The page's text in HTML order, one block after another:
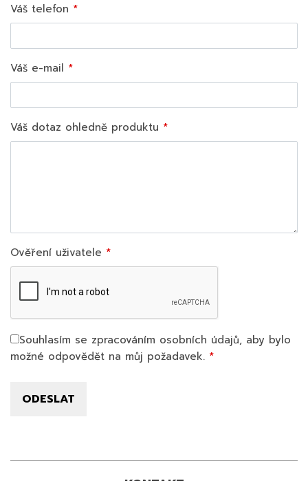
Váš telefon
Váš e-mail
Váš dotaz ohledně produktu
Ověření uživatele
Souhlasím se zpracováním osobních údajů, aby bylo
možné odpovědět na můj požadavek.